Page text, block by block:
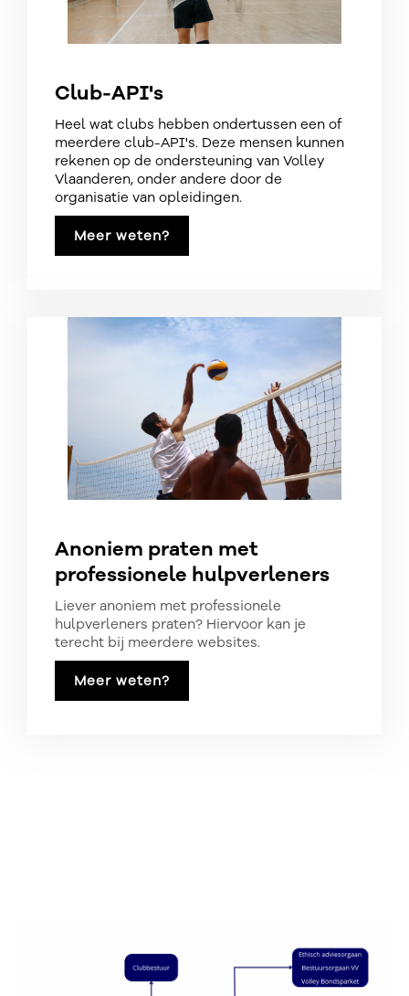
Club-API's
Heel wat clubs hebben ondertussen een of
meerdere club-API's. Deze mensen kunnen
rekenen op de ondersteuning van Volley
Vlaanderen, onder andere door de
organisatie van opleidingen.
Meer weten?
Anoniem praten met
professionele hulpverleners
Liever anoniem met professionele
hulpverleners praten? Hiervoor kan je
terecht bij meerdere websites.
Meer weten?